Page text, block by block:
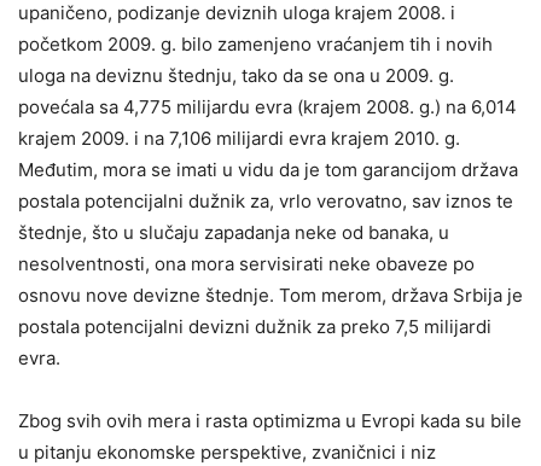
upaničeno, podizanje deviznih uloga krajem 2008. i
početkom 2009. g. bilo zamenjeno vraćanjem tih i novih
uloga na deviznu štednju, tako da se ona u 2009. g.
povećala sa 4,775 milijardu evra (krajem 2008. g.) na 6,014
krajem 2009. i na 7,106 milijardi evra krajem 2010. g.
Međutim, mora se imati u vidu da je tom garancijom država
postala potencijalni dužnik za, vrlo verovatno, sav iznos te
štednje, što u slučaju zapadanja neke od banaka, u
nesolventnosti, ona mora servisirati neke obaveze po
osnovu nove devizne štednje. Tom merom, država Srbija je
postala potencijalni devizni dužnik za preko 7,5 milijardi
evra.
Zbog svih ovih mera i rasta optimizma u Evropi kada su bile
u pitanju ekonomske perspektive, zvaničnici i niz